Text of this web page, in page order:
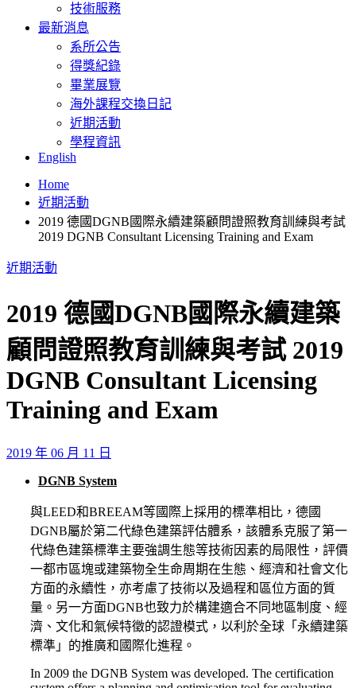
技術服務
最新消息
系所公告
得獎紀錄
畢業展覽
海外課程交換日記
近期活動
學程資訊
English
Home
近期活動
2019 德國DGNB國際永續建築顧問證照教育訓練與考試
2019 DGNB Consultant Licensing Training and Exam
近期活動
2019 德國DGNB國際永續建築
顧問證照教育訓練與考試 2019
DGNB Consultant Licensing
Training and Exam
2019 年 06 月 11 日
DGNB System
與LEED和BREEAM等國際上採用的標準相比，德國
DGNB屬於第二代綠色建築評估體系，該體系克服了第一
代綠色建築標準主要強調生態等技術因素的局限性，評價
一都市區塊或建築物全生命周期在生態、經濟和社會文化
方面的永續性，亦考慮了技術以及過程和區位方面的質
量。另一方面DGNB也致力於構建適合不同地區制度、經
濟、文化和氣候特徵的認證模式，以利於全球「永續建築
標準」的推廣和國際化進程。
In 2009 the DGNB System was developed. The certification